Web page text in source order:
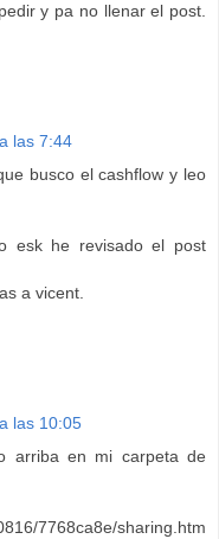
y pa no llenar el post.
las 7:44
busco el cashflow y leo
esk he revisado el post
a vicent.
las 10:05
arriba en mi carpeta de
7768ca8e/sharing.htm